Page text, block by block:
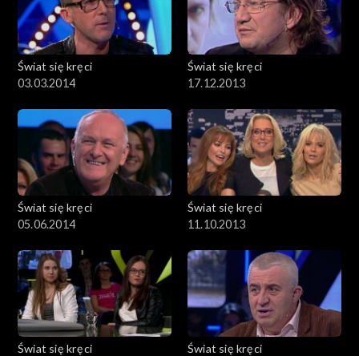
Świat się kręci
03.03.2014
Świat się kręci
17.12.2013
Świat się kręci
05.06.2014
Świat się kręci
11.10.2013
Świat się kręci
Świat się kręci